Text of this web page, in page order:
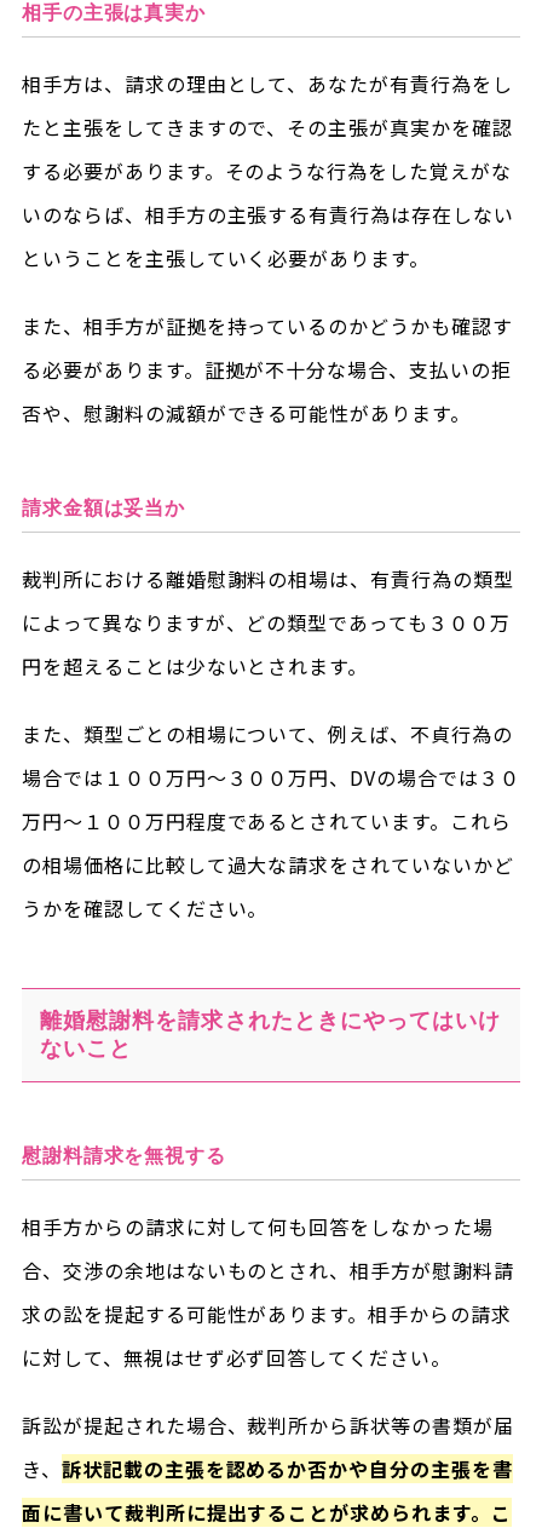
相手の主張は真実か
相手方は、請求の理由として、あなたが有責行為をし
たと主張をしてきますので、その主張が真実かを確認
する必要があります。そのような行為をした覚えがな
いのならば、相手方の主張する有責行為は存在しない
ということを主張していく必要があります。
また、相手方が証拠を持っているのかどうかも確認す
る必要があります。証拠が不十分な場合、支払いの拒
否や、慰謝料の減額ができる可能性があります。
請求金額は妥当か
裁判所における離婚慰謝料の相場は、有責行為の類型
によって異なりますが、どの類型であっても３００万
円を超えることは少ないとされます。
また、類型ごとの相場について、例えば、不貞行為の
場合では１００万円～３００万円、DVの場合では３０
万円～１００万円程度であるとされています。これら
の相場価格に比較して過大な請求をされていないかど
うかを確認してください。
離婚慰謝料を請求されたときにやってはいけ
ないこと
慰謝料請求を無視する
相手方からの請求に対して何も回答をしなかった場
合、交渉の余地はないものとされ、相手方が慰謝料請
求の訟を提起する可能性があります。相手からの請求
に対して、無視はせず必ず回答してください。
訴訟が提起された場合、裁判所から訴状等の書類が届
き、 訴状記載の主張を認めるか否かや自分の主張を書
面に書いて裁判所に提出することが求められます。こ